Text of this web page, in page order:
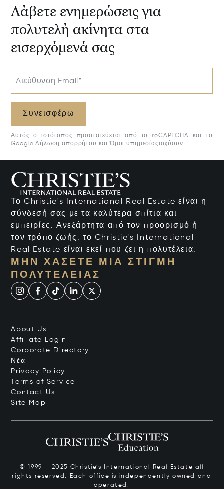
Λάβετε ενημερώσεις για
πολυτελή ακίνητα στα
εισερχόμενά σας
Διεύθυνση Email*
Συνεισφέρω
Αυτός ο ιστότοπος προστατεύεται από το reCAPTCHA και το
Google Δήλωση απορρήτου καιΌροι υπηρεσίαςισχύουν.
Το Christie's International Real Estate είναι η
σύνδεσή σας με τα καλύτερα σπίτια και
εμπειρίες. Ανεξάρτητα από τον προορισμό ή
τον τρόπο ζωής, το Christie's International
Real Estate είναι εκεί που ζει η πολυτέλεια.
ΜΗΝ ΧΆΣΕΤΕ ΜΙΑ ΣΤΙΓΜΉ
ΠΟΛΥΤΈΛΕΙΑΣ
About Us
Affiliate Login
Corporate Directory
Νέα
Privacy Policy
Terms of Service
Contact Us
Site Map
© 1999 – 2025 Christie’s International Real Estate all
rights reserved. Each office is independently owned and
operated.